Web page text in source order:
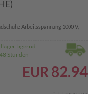
Arbeitsspannung 1000 V,
lagernd -
Stunden
EUR 82.94